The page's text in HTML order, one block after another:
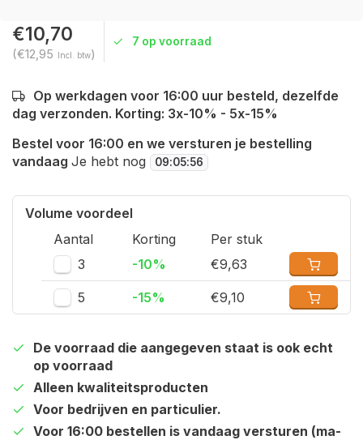
€10,70
(€12,95 Incl. btw)
7 op voorraad
Op werkdagen voor 16:00 uur besteld, dezelfde
dag verzonden. Korting: 3x-10% - 5x-15%
Bestel voor 16:00 en we versturen je bestelling
vandaag Je hebt nog 09:05:55
Volume voordeel
Aantal
Korting
Per stuk
3
-10% €9,63
5 -15% €9,10
De voorraad die aangegeven staat is ook echt
op voorraad
Alleen kwaliteitsproducten
Voor bedrijven en particulier.
Voor 16:00 bestellen is vandaag versturen (ma-